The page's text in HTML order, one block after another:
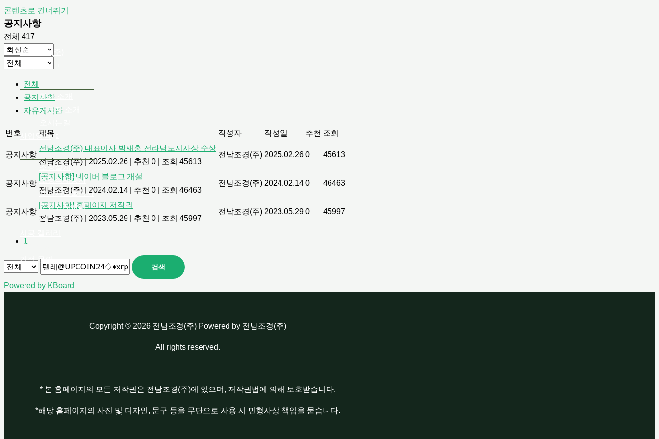
콘텐츠로 건너뛰기
전남조경(주)
회사 소개
회사 소개
대표자 소개
사업영역
조경설계
조경식재공사
조경시설물공사
조경유지관리
나무병원
공지사항
견적 문의
공지사항
전체 417
전체
공지사항
자유게시판
번호 제목 작성자 작성일 추천 조회
공지사항
전남조경(주) 대표이사 박재홍 전라남도지사상 수상
전남조경(주) | 2025.02.26 추천 0 조회 45613
전남조경(주) 2025.02.26 0 45613
공지사항
[공지사항] 네이버 블로그 개설
전남조경(주)
2024.02.14 추천 0 조회 46463
전남조경(주) 2024.02.14 0 46463
공지사항
[공지사항] 홈페이지 저작권
전남조경(주)
2023.05.29 추천 0 조회 45997
전남조경(주) 2023.05.29 0 45997
1
검색
Powered by KBoard
Copyright © 2026 전남조경(주) Powered by 전남조경(주)
All rights reserved.
* 본 홈페이지의 모든 저작권은 전남조경(주)에 있으며, 저작권법에 의해 보호받습니다.
*해당 홈페이지의 사진 및 디자인, 문구 등을 무단으로 사용 시 민형사상 책임을 묻습니다.